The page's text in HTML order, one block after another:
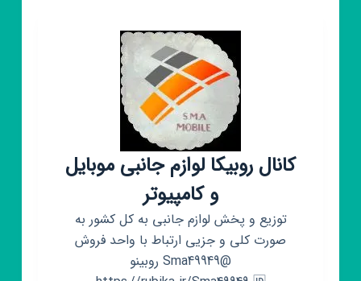
عارف
کانال روبیکا لوازم جانبی موبایل
و کامپیوتر
توزیع و پخش لوازم جانبی به کل کشور به
صورت کلی و جزیی ارتباط با واحد فروش
@Sma49949 روبینو